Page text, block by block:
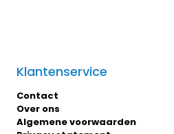
Klantenservice
Contact
Over ons
Algemene voorwaarden